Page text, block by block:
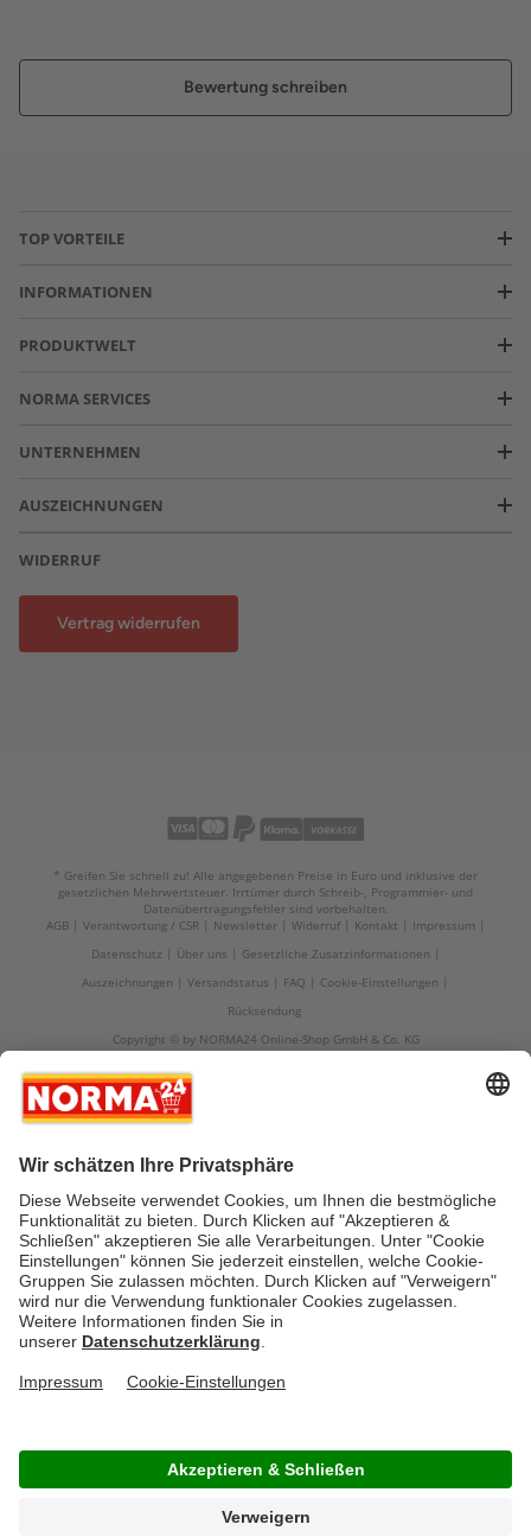
Bewertung schreiben
TOP VORTEILE
INFORMATIONEN
PRODUKTWELT
NORMA SERVICES
UNTERNEHMEN
AUSZEICHNUNGEN
WIDERRUF
Vertrag widerrufen
* Greifen Sie schnell zu! Alle angegebenen Preise in Euro und inklusive der
gesetzlichen Mehrwertsteuer. Irrtümer durch Schreib-, Programmier- und
Datenübertragungsfehler sind vorbehalten.
AGB
Verantwortung / CSR Newsletter Widerruf Kontakt
Impressum
Datenschutz
Über uns
Gesetzliche Zusatzinformationen
Auszeichnungen
Versandstatus FAQ
Cookie-Einstellungen
Rücksendung
Copyright © by NORMA24 Online-Shop GmbH & Co. KG